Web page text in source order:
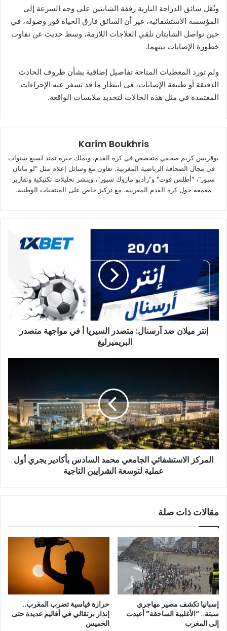
ونُقل سائق الدراجة النارية رفقة الشابتين على وجه السرعة إلى
المؤسسة الاستشفائية، غير أن السائق فارق الحياة فور وصوله، في
حين تواصل الشابتان تلقي العلاجات اللازمة، وسط حديث عن تفاوت
خطورة الإصابات بينهما.
ولم تورد المعطيات المتاحة تفاصيل إضافية بشأن ظروف الحادث
الدقيقة أو طبيعة الإصابات، في انتظار ما قد تسفر عنه الإجراءات
المعتمدة في مثل هذه الحالات لتحديد ملابسات الواقعة.
Karim Boukhris
بوقريس كريم صحفي متخصص في كرة القدم، ويملك خبرة تمتد لسبع سنوات
في مجال الصحافة الرياضية المغربية. تعاون مع وسائل إعلام مثل "لو ماتان
سبور"، "أطلس فوت" و"راديو ماروك سبور"، وينشر تحليلات تكتيكية وتقارير
معمقة حول كرة القدم المغربية، مع تركيز خاص على المنتخبات الوطنية.
ضد
آرسنال:
متصدر
السيريا
أ
في
مواجهة
متصدرإنتر ميلان ضد آرسنال: متصدر السيريا أ في مواجهة متصدر
البريميرليغ
محمد
السادس
بأكادير
يجري
أول
عملية
لتوسعة
المركز الاستشفائي الجامعي محمد السادس بأكادير يجري أول
عملية لتوسعة الشرايين التاجية
مقالات ذات صلة
إسبانيا تكشف مصير مهاجري
سبتة.. “الأغلبية الساحقة” أعيدت
إلى المغرب
حرارة قياسية تضرب المغرب..
إنذار برتقالي في أقاليم عديدة حتى
الخميس